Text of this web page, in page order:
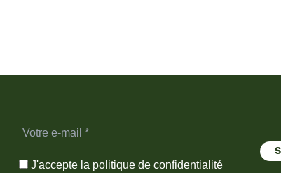
J'accepte la politique de confidentialité